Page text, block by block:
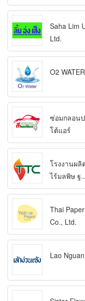
Saha Lim
Ltd.
O2
ซ่อมกลอน
โต้แอร์
โรงงานผลิ
ไร้มลพิษ ฐ
Thai
Co., Ltd.
Lao